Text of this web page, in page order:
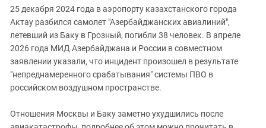
25 декабря 2024 года в аэропорту казахстанского города
Актау разбился самолет "Азербайджанских авиалиний",
летевший из Баку в Грозный, погибли 38 человек. В апреле
2026 года МИД Азербайджана и России в совместном
заявлении указали, что инцидент произошел в результате
"непреднамеренного срабатывания" системы ПВО в
российском воздушном пространстве.
Отношения Москвы и Баку заметно ухудшились после